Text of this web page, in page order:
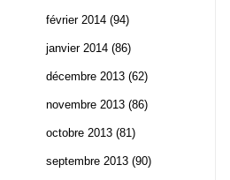
février 2014 (94)
janvier 2014 (86)
décembre 2013 (62)
novembre 2013 (86)
octobre 2013 (81)
septembre 2013 (90)